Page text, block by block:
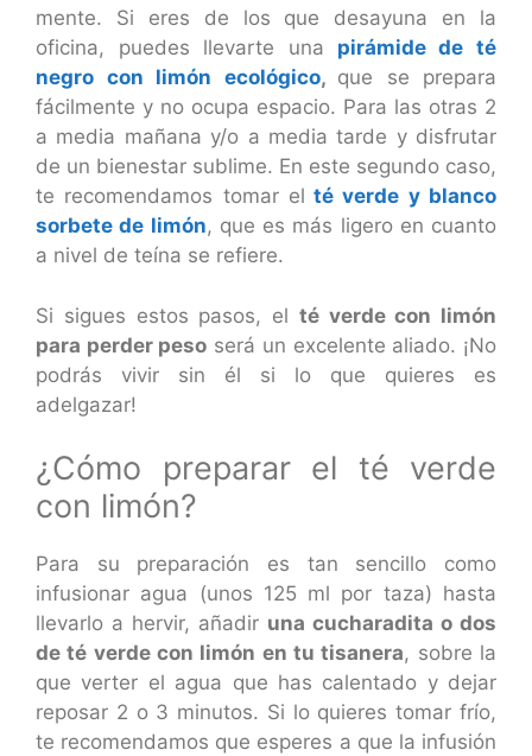
mente. Si eres de los que desayuna en la
oficina, puedes llevarte una
pirámide de té
negro con limón ecológico, que se prepara
fácilmente y no ocupa espacio. Para las otras 2
a media mañana y/o a media tarde y disfrutar
de un bienestar sublime. En este segundo caso,
te recomendamos tomar el té verde y blanco
sorbete de limón, que es más ligero en cuanto
a nivel de teína se refiere.
Si sigues estos pasos, el té verde con limón
para perder peso será un excelente aliado. ¡No
podrás vivir sin él si lo que quieres es
adelgazar!
¿Cómo preparar el té verde
con limón?
Para su preparación es tan sencillo como
infusionar agua (unos 125 ml por taza) hasta
llevarlo a hervir, añadir una cucharadita o dos
de té verde con limón en tu tisanera, sobre la
que verter el agua que has calentado y dejar
reposar 2 o 3 minutos. Si lo quieres tomar frío,
te recomendamos que esperes a que la infusión